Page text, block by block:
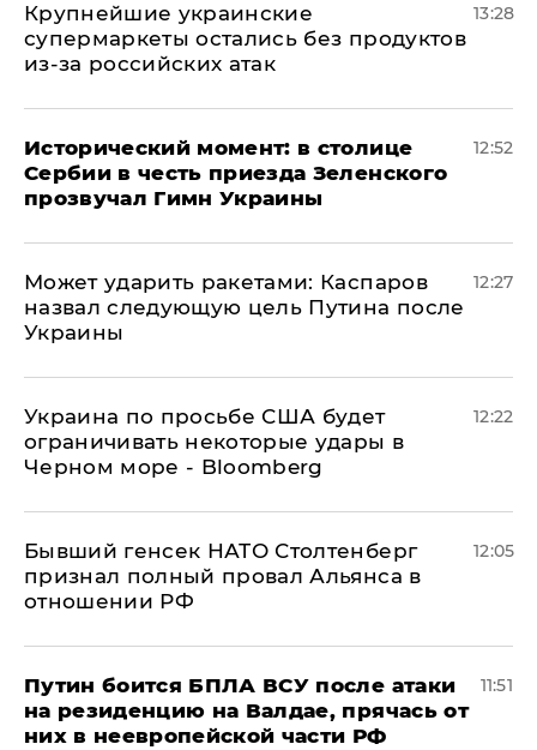
Крупнейшие украинские
супермаркеты остались без продуктов
из-за российских атак
13:28
Исторический момент: в столице
Сербии в честь приезда Зеленского
прозвучал Гимн Украины
12:52
Может ударить ракетами: Каспаров
назвал следующую цель Путина после
Украины
12:27
Украина по просьбе США будет
ограничивать некоторые удары в
Черном море - Bloomberg
12:22
Бывший генсек НАТО Столтенберг
признал полный провал Альянса в
отношении РФ
12:05
Путин боится БПЛА ВСУ после атаки
на резиденцию на Валдае, прячась от
них в неевропейской части РФ
11:51